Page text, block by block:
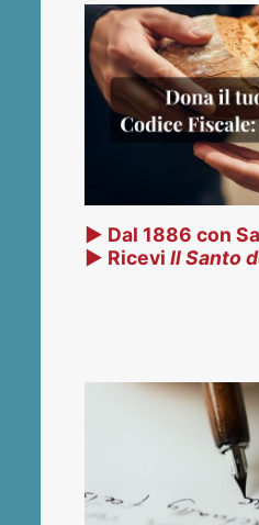
▶ Dal 1886 con
▶ RiceviIl Santo